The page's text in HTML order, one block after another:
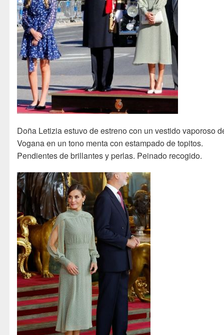
Doña Letizia estuvo de estreno con un vestido vaporoso
Vogana en un tono menta con estampado de topitos.
Pendientes de brillantes y perlas. Peinado recogido.